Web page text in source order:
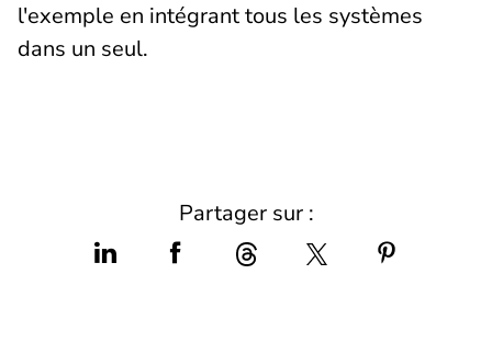
l'exemple en intégrant tous les systèmes
dans un seul.
Partager sur :